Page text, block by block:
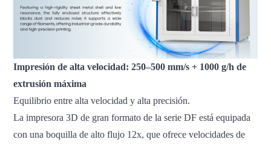
Impresión de alta velocidad: 250–500 mm/s + 1000 g/h de
extrusión máxima
Equilibrio entre alta velocidad y alta precisión.
La impresora 3D de gran formato de la serie DF está equipada
con una boquilla de alto flujo 12x, que ofrece velocidades de